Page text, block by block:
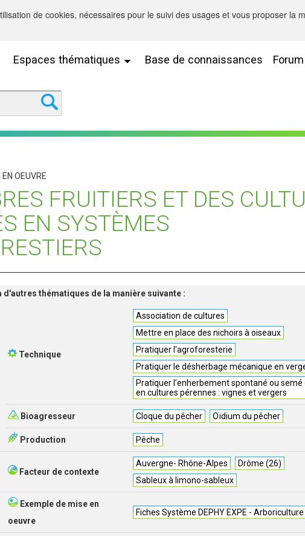
Espaces thématiques Base de connaissances Forum
OEUVRE
FRUITIERS ET DES
EN SYSTÈMES
d'autres thématiques de la manière suivante :
Technique
Association de cultures
Mettre en place des nichoirs à oiseaux
Pratiquer l'agroforesterie
Pratiquer le désherbage mécanique en
Pratiquer l’enherbement spontané ou semé
en cultures pérennes : vignes et vergers
Bioagresseur Cloque du pêcher Oïdium du pêcher
Production Pêche
Facteur de contexte
Auvergne- Rhône-Alpes
Drôme (26)
Sableux à limono-sableux
Exemple de mise en
oeuvre
Fiches Système DEPHY EXPE - Arboriculture
de cookies, nécessaires pour le suivi des usages et vous proposer la